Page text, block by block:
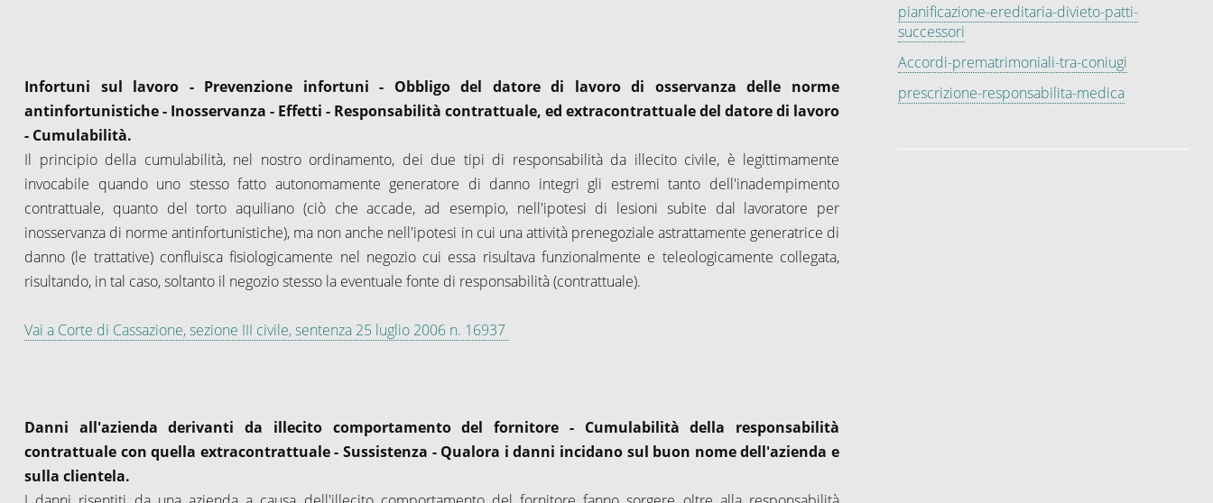
Infortuni sul lavoro - Prevenzione infortuni - Obbligo del datore di lavoro di osservanza delle norme
antinfortunistiche - Inosservanza - Effetti - Responsabilità contrattuale, ed extracontrattuale del datore di lavoro
- Cumulabilità.
Il principio della cumulabilità, nel nostro ordinamento, dei due tipi di responsabilità da illecito civile, è legittimamente
invocabile quando uno stesso fatto autonomamente generatore di danno integri gli estremi tanto dell'inadempimento
contrattuale, quanto del torto aquiliano (ciò che accade, ad esempio, nell'ipotesi di lesioni subite dal lavoratore per
inosservanza di norme antinfortunistiche), ma non anche nell'ipotesi in cui una attività prenegoziale astrattamente generatrice di
danno (le trattative) confluisca fisiologicamente nel negozio cui essa risultava funzionalmente e teleologicamente collegata,
risultando, in tal caso, soltanto il negozio stesso la eventuale fonte di responsabilità (contrattuale).
Vai a Corte di Cassazione, sezione III civile, sentenza 25 luglio 2006 n. 16937
Danni all'azienda derivanti da illecito comportamento del fornitore - Cumulabilità della responsabilità
contrattuale con quella extracontrattuale - Sussistenza - Qualora i danni incidano sul buon nome dell'azienda e
sulla clientela.
pianificazione-ereditaria-divieto-patti-
successori
Accordi-prematrimoniali-tra-coniugi
prescrizione-responsabilita-medica